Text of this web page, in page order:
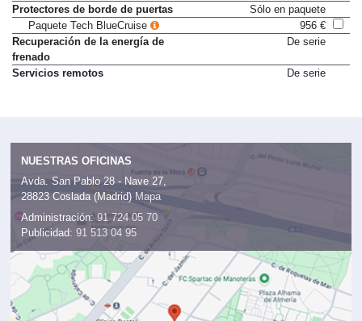
Protectores de borde de puertas
Sólo en paquete
Paquete Tech BlueCruise
956 €
Recuperación de la energía de
frenado
De serie
Servicios remotos De serie
NUESTRAS OFICINAS
Avda. San Pablo 28 - Nave 27,
28823 Coslada (Madrid) Mapa
Administración: 91 724 05 70
Publicidad: 91 513 04 95